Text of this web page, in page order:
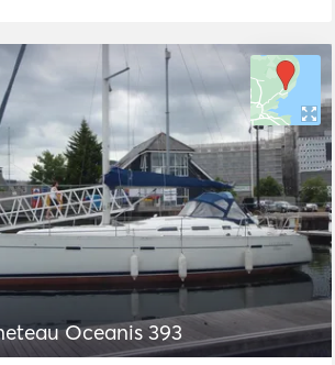
Oceanis 393